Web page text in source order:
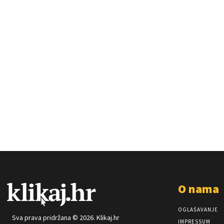
Sva prava pridržana © 2026. Klikaj.hr
O nama
OGLAŠAVANJE
IMPRESSUM